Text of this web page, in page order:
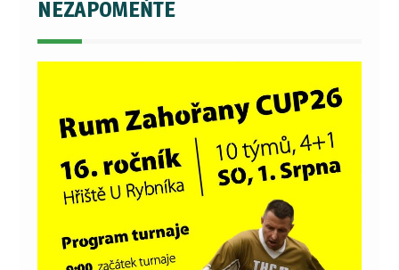
NEZAPOMEŇTE